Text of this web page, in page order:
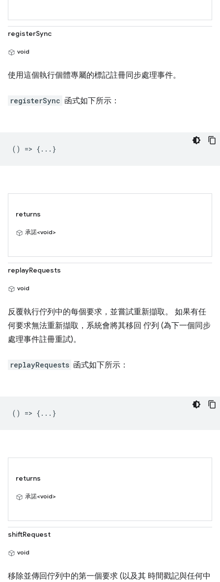
registerSync
void
使用這個執行個體專屬的標記註冊同步處理事件。
registerSync 函式如下所示：
() => {...}
returns
承諾<void>
replayRequests
void
反覆執行佇列中的每個要求，並嘗試重新擷取。 如果有任
何要求無法重新擷取，系統會將其移回 佇列 (為下一個同步
處理事件註冊重試)。
replayRequests 函式如下所示：
() => {...}
returns
承諾<void>
shiftRequest
void
移除並傳回佇列中的第一個要求 (以及其 時間戳記與任何中